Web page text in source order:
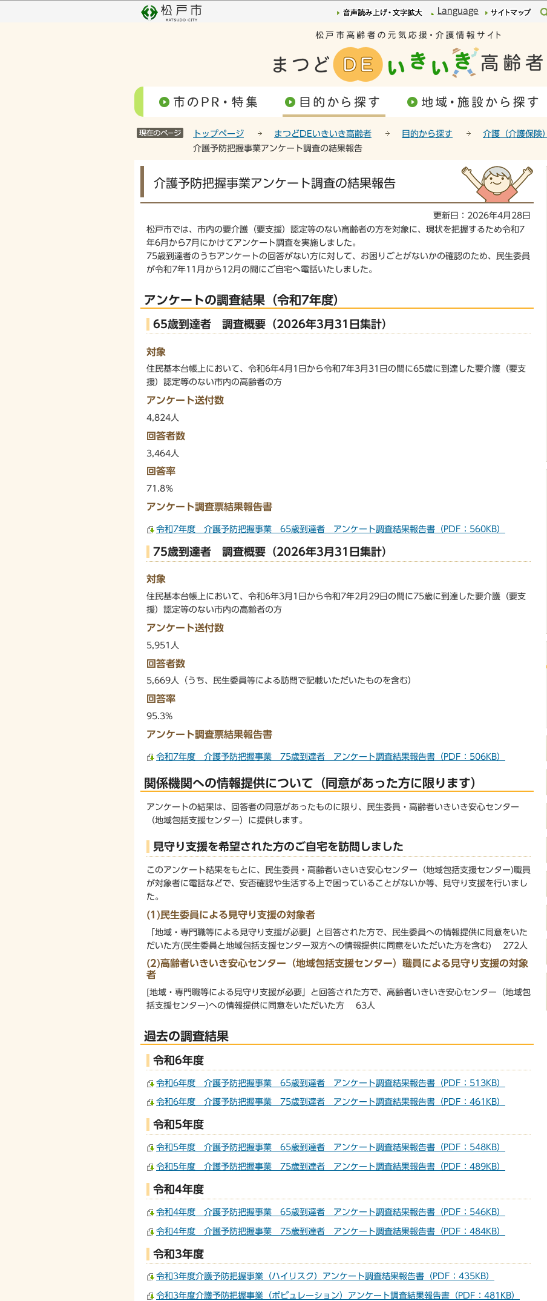
このページの本文へ移動Language
トップページ まつどDEいきいき高齢者 目的から探す 介護（介護保険）
介護予防把握事業アンケート調査の結果報告
こ
か
ら
介護予防把握事業アンケート調査の結果報告
更新日：2026年4月28日
松戸市では、市内の要介護（要支援）認定等のない高齢者の方を対象に、現状を把握するため令和7
年6月から7月にかけてアンケート調査を実施しました。
75歳到達者のうちアンケートの回答がない方に対して、お困りごとがないかの確認のため、民生委員
が令和7年11月から12月の間にご自宅へ電話いたしました。
アンケートの調査結果（令和7年度）
65歳到達者 調査概要（2026年3月31日集計）
対象
住民基本台帳上において、令和6年4月1日から令和7年3月31日の間に65歳に到達した要介護（要支
援）認定等のない市内の高齢者の方
アンケート送付数
4,824人
回答者数
3,464人
回答率
71.8％
アンケート調査票結果報告書
令和7年度 介護予防把握事業 65歳到達者 アンケート調査結果報告書（PDF：560KB）
75歳到達者 調査概要（2026年3月31日集計）
対象
住民基本台帳上において、令和6年3月1日から令和7年2月29日の間に75歳に到達した要介護（要支
援）認定等のない市内の高齢者の方
アンケート送付数
5,951人
回答者数
5,669人（うち、民生委員等による訪問で記載いただいたものを含む）
回答率
95.3%
アンケート調査票結果報告書
令和7年度 介護予防把握事業 75歳到達者 アンケート調査結果報告書（PDF：506KB）
関係機関への情報提供について（同意があった方に限ります）
アンケートの結果は、回答者の同意があったものに限り、民生委員・高齢者いきいき安心センター
（地域包括支援センター）に提供します。
見守り支援を希望された方のご自宅を訪問しました
このアンケート結果をもとに、民生委員・高齢者いきいき安心センター（地域包括支援センター)職員
が対象者に電話などで、安否確認や生活する上で困っていることがないか等、見守り支援を行いまし
た。
(1)民生委員による見守り支援の対象者
「地域・専門職等による見守り支援が必要」と回答された方で、民生委員への情報提供に同意をいた
だいた方(民生委員と地域包括支援センター双方への情報提供に同意をいただいた方を含む) 272人
(2)高齢者いきいき安心センター（地域包括支援センター）職員による見守り支援の対象
者
[地域・専門職等による見守り支援が必要」と回答された方で、高齢者いきいき安心センター（地域包
括支援センター)への情報提供に同意をいただいた方 63人
過去の調査結果
令和6年度
令和6年度 介護予防把握事業 65歳到達者 アンケート調査結果報告書（PDF：513KB）
令和6年度 介護予防把握事業 75歳到達者 アンケート調査結果報告書（PDF：461KB）
令和5年度
令和5年度 介護予防把握事業 65歳到達者 アンケート調査結果報告書（PDF：548KB）
令和5年度 介護予防把握事業 75歳到達者 アンケート調査結果報告書（PDF：489KB）
令和4年度
令和4年度 介護予防把握事業 65歳到達者 アンケート調査結果報告書（PDF：546KB）
令和4年度 介護予防把握事業 75歳到達者 アンケート調査結果報告書（PDF：484KB）
令和3年度
令和3年度介護予防把握事業（ハイリスク）アンケート調査結果報告書（PDF：435KB）
令和3年度介護予防把握事業（ポピュレーション）アンケート調査結果報告書（PDF：481KB）